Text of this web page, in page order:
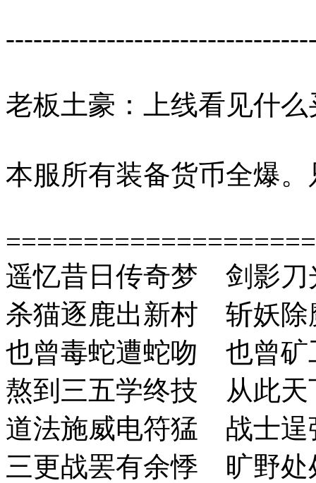
老板土豪：上线看见什
本服所有装备货币全爆
遥忆昔日传奇梦 剑影
杀猫逐鹿出新村 斩妖
也曾毒蛇遭蛇吻 也曾
熬到三五学终技 从此
道法施威电符猛 战士
三更战罢有余悸 旷野